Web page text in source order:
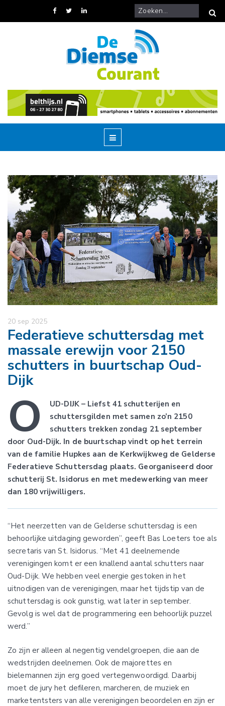
20 sep 2025
Federatieve schuttersdag met
massale erewijn voor 2150
schutters in buurtschap Oud-
Dijk
O
UD-DIJK – Liefst 41 schutterijen en
schuttersgilden met samen zo’n 2150
schutters trekken zondag 21 september
door Oud-Dijk. In de buurtschap vindt op het terrein
van de familie Hupkes aan de Kerkwijkweg de Gelderse
Federatieve Schuttersdag plaats. Georganiseerd door
schutterij St. Isidorus en met medewerking van meer
dan 180 vrijwilligers.
“Het neerzetten van de Gelderse schuttersdag is een
behoorlijke uitdaging geworden”, geeft Bas Loeters toe als
secretaris van St. Isidorus. “Met 41 deelnemende
verenigingen komt er een knallend aantal schutters naar
Oud-Dijk. We hebben veel energie gestoken in het
uitnodigen van de verenigingen, maar het tijdstip van de
schuttersdag is ook gunstig, wat later in september.
Gevolg is wel dat de programmering een behoorlijk puzzel
werd.”
Zo zijn er alleen al negentig vendelgroepen, die aan de
wedstrijden deelnemen. Ook de majorettes en
bielemannen zijn erg goed vertegenwoordigd. Daarbij
moet de jury het defileren, marcheren, de muziek en
marketentsters van alle verenigingen beoordelen en zijn er